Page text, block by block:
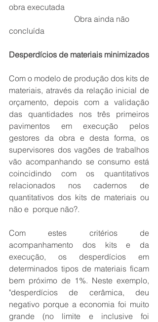
obra executada
concluída
Desperdícios de materiais minimizados
Com o modelo de produção dos kits de
materiais, através da relação inicial de
orçamento, depois com a validação
das quantidades nos três primeiros
pavimentos em execução pelos
gestores da obra e desta forma, os
supervisores dos vagões de trabalhos
vão acompanhando se consumo está
coincidindo com os quantitativos
relacionados nos cadernos de
quantitativos dos kits de materiais ou
não e  porque não?.
Com estes critérios de
acompanhamento dos kits e da
execução, os desperdícios em
determinados tipos de materiais ficam
bem próximo de 1%. Neste exemplo,
"desperdícios de cerâmica, deu
negativo porque a economia foi muito
grande (no limite e inclusive foi